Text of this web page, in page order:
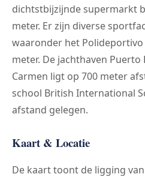
dichtstbijzijnde supermarkt
meter. Er zijn diverse
waaronder het
meter. De jachthaven
Carmen ligt op 700 meter
school British International
afstand gelegen.
Kaart & Locatie
De kaart toont de ligging